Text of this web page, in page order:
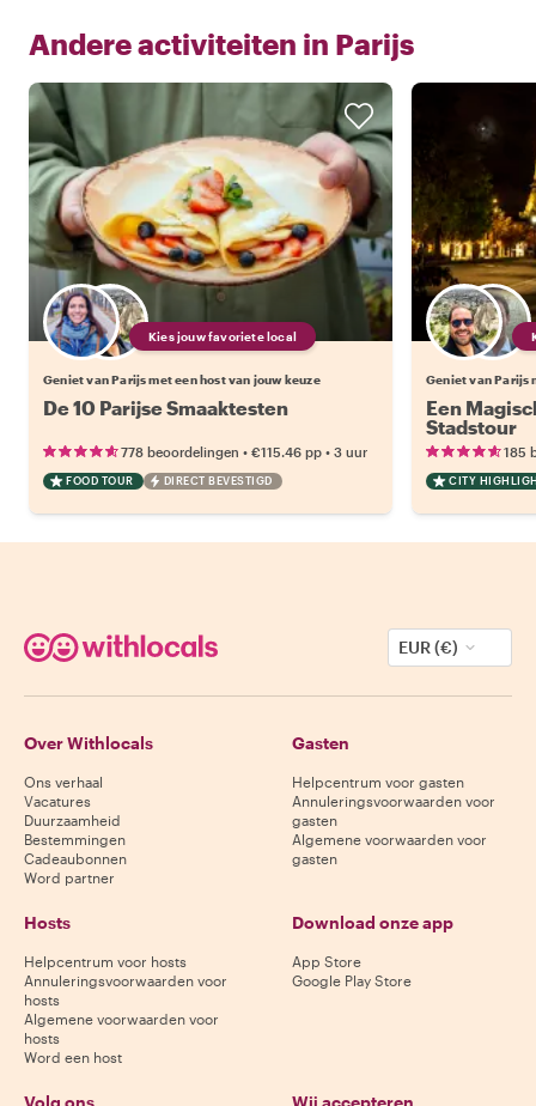
Andere activiteiten in Parijs
Kies jouw favoriete local
Geniet van Parijs met een host van jouw keuze
De 10 Parijse Smaaktesten
778 beoordelingen • €115.46 pp • 3 uur
FOOD TOUR DIRECT BEVESTIGD
Geniet van Parijs
Een
Stadstour
185
CITY
EUR (€)
Over Withlocals
Ons verhaal
Vacatures
Duurzaamheid
Bestemmingen
Cadeaubonnen
Word partner
Gasten
Helpcentrum voor gasten
Annuleringsvoorwaarden voor
gasten
Algemene voorwaarden voor
gasten
Hosts
Helpcentrum voor hosts
Annuleringsvoorwaarden voor
hosts
Algemene voorwaarden voor
hosts
Word een host
Download onze app
App Store
Google Play Store